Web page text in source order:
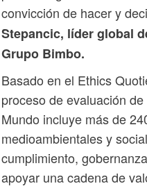
convicción de hacer y
Stepancic, líder global
Grupo Bimbo.
Basado en el Ethics
proceso de evaluación
Mundo incluye más de
medioambientales y
cumplimiento,
apoyar una cadena de